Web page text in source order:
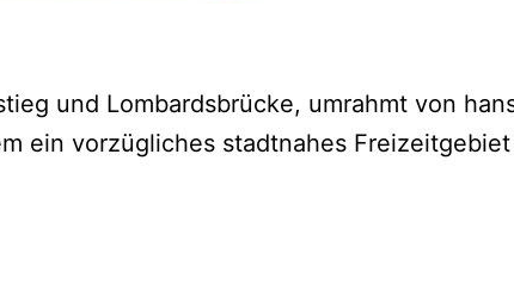
und Lombardsbrücke, umrahmt von
ein vorzügliches stadtnahes